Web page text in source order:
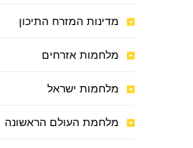
מדינות המזרח התיכון
מלחמות אזרחים
מלחמות ישראל
מלחמת העולם הראשונה